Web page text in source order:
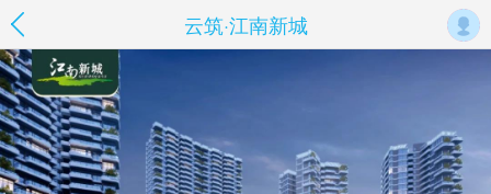
云筑·江南新城